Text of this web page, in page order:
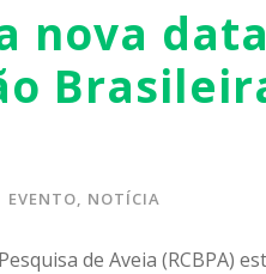
nova
EVENTO, NOTÍCIA
de Aveia (RCBPA)